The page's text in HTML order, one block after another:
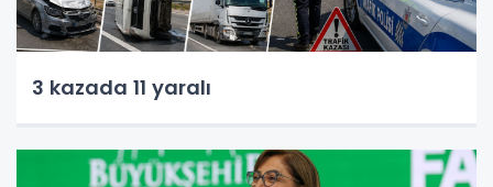
3 kazada 11 yaralı